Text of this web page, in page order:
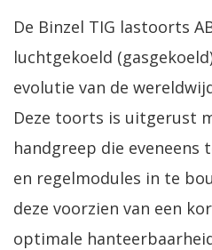
De Binzel TIG lastoorts
luchtgekoeld
evolutie van de
Deze toorts is uitgerust
handgreep die eveneens
en regelmodules in te
deze voorzien van een
optimale